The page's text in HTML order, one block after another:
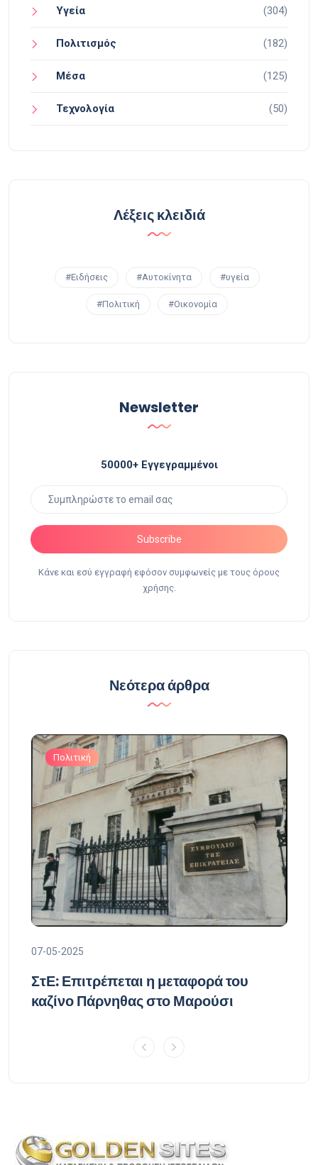
Υγεία (304)
Πολιτισμός (182)
Μέσα (125)
Τεχνολογία (50)
Λέξεις κλειδιά
#Ειδήσεις #Αυτοκίνητα #υγεία
#Πολιτική #Οικονομία
Newsletter
50000+ Εγγεγραμμένοι
Subscribe
Κάνε και εσύ εγγραφή εφόσον συμφωνείς με τους όρους
χρήσης.
Νεότερα άρθρα
Πολιτική
07-05-2025
ΣτΕ: Επιτρέπεται η μεταφορά του
καζίνο Πάρνηθας στο Μαρούσι